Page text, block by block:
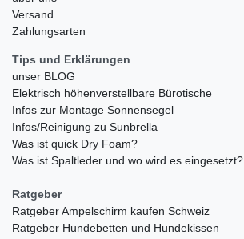
Versand
Zahlungsarten
Tips und Erklärungen
unser BLOG
Elektrisch höhenverstellbare Bürotische
Infos zur Montage Sonnensegel
Infos/Reinigung zu Sunbrella
Was ist quick Dry Foam?
Was ist Spaltleder und wo wird es eingesetzt?
Ratgeber
Ratgeber Ampelschirm kaufen Schweiz
Ratgeber Hundebetten und Hundekissen